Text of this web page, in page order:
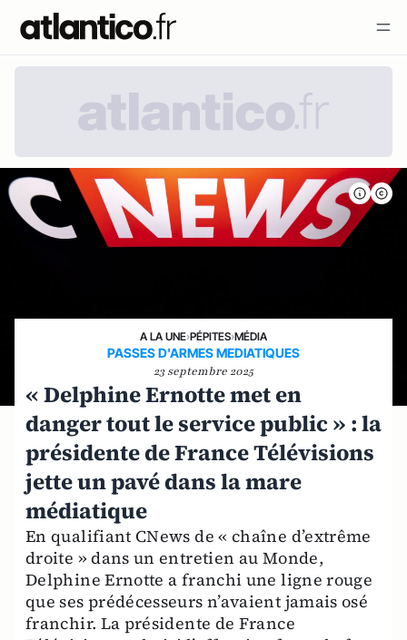
A LA UNE›PÉPITES›MÉDIA
PASSES D'ARMES MEDIATIQUES
23 septembre 2025
« Delphine Ernotte met en
danger tout le service public » : la
présidente de France Télévisions
jette un pavé dans la mare
médiatique
En qualifiant CNews de « chaîne d’extrême
droite » dans un entretien au Monde,
Delphine Ernotte a franchi une ligne rouge
que ses prédécesseurs n’avaient jamais osé
franchir. La présidente de France